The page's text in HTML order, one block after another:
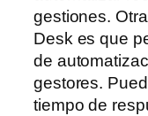
gestiones.
Desk es que
de
gestores.
tiempo de